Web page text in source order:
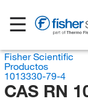
Fisher Scientific
Productos
1013330-79-4
CAS RN